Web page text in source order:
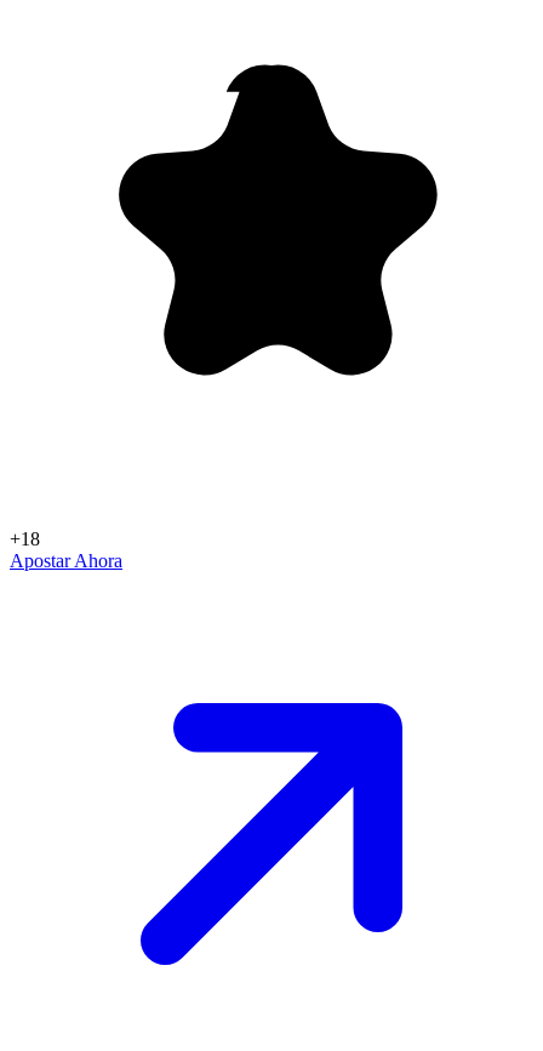
+18
Apostar Ahora